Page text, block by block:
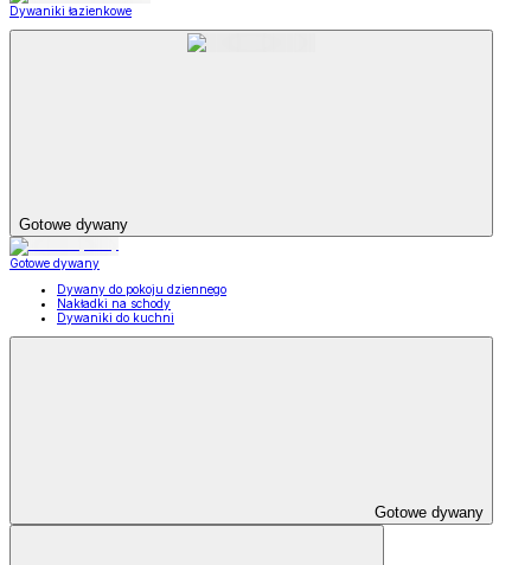
Dywaniki łazienkowe
Gotowe dywany
Gotowe dywany
Dywany do pokoju dziennego
Nakładki na schody
Dywaniki do kuchni
Gotowe dywany